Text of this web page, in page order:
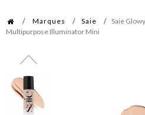
Marques Saie
Saie
Multipurpose Illuminator Mini